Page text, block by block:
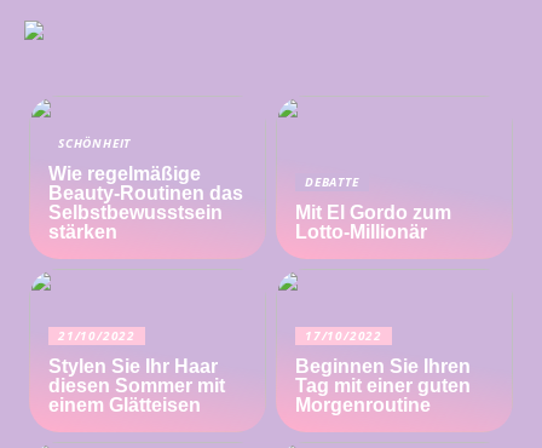
SCHÖNHEIT
Wie regelmäßige
Beauty-Routinen das
Selbstbewusstsein
stärken
DEBATTE
Mit El Gordo zum
Lotto-Millionär
21/10/2022
Stylen Sie Ihr Haar
diesen Sommer mit
einem Glätteisen
17/10/2022
Beginnen Sie Ihren
Tag mit einer guten
Morgenroutine